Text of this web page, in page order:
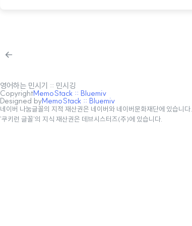
영어하는 민시기 :: 민시깅
CopyrightMemoStack :: Bluemiv
Designed byMemoStack :: Bluemiv
네이버 나눔글꼴의 지적 재산권은 네이버와 네이버문화재단에 있습니다.
'쿠키런 글꼴'의 지식 재산권은 데브시스터즈(주)에 있습니다.